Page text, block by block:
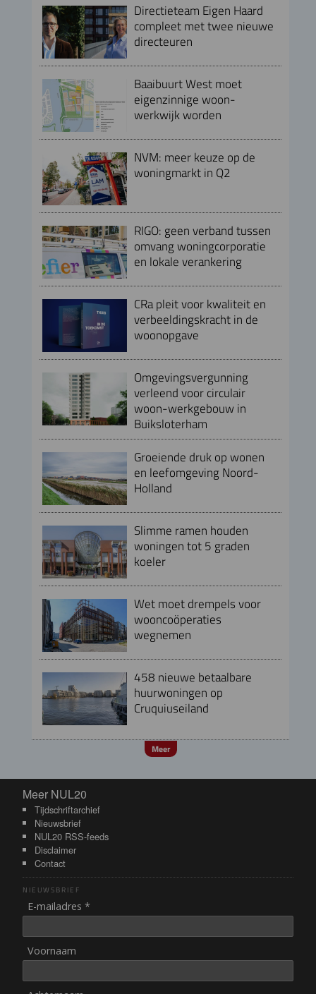
Directieteam Eigen Haard
compleet met twee nieuwe
directeuren
Baaibuurt West moet
eigenzinnige woon-
werkwijk worden
NVM: meer keuze op de
woningmarkt in Q2
RIGO: geen verband tussen
omvang woningcorporatie
en lokale verankering
CRa pleit voor kwaliteit en
verbeeldingskracht in de
woonopgave
Omgevingsvergunning
verleend voor circulair
woon-werkgebouw in
Buiksloterham
Groeiende druk op wonen
en leefomgeving Noord-
Holland
Slimme ramen houden
woningen tot 5 graden
koeler
Wet moet drempels voor
wooncoöperaties
wegnemen
458 nieuwe betaalbare
huurwoningen op
Cruquiuseiland
Meer
Meer NUL20
Meer NUL20
Tijdschriftarchief
Nieuwsbrief
NUL20 RSS-feeds
Disclaimer
Contact
NIEUWSBRIEF
E-mailadres *
Voornaam